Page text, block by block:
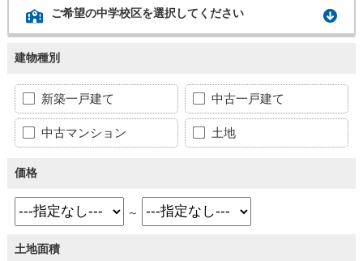
ご希望の中学校区を選択してください
建物種別
新築一戸建て 中古一戸建て
中古マンション 土地
価格
～
土地面積